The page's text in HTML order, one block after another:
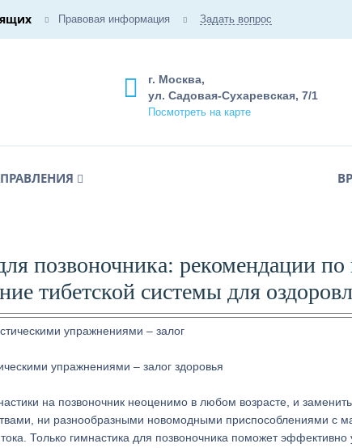
Правовая информация Задать вопрос
г. Москва,
ул. Садовая-Сухаревская, 7/1
Посмотреть на карте
позвоночника: рекомендации
тибетской системы для
упражнениями – залог здоровья
на позвоночник неоценимо в любом возрасте, и
ни разнообразными новомодными приспособлениями с
Только гимнастика для позвоночника поможет